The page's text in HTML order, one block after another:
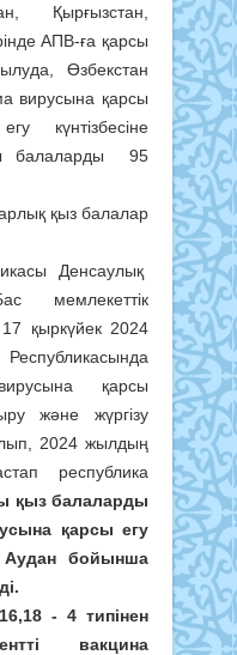
Қырғызстан,
АПВ-ға қарсы
Өзбекстан
вирусына қарсы
күнтізбесіне
балаларды 95
қыз балалар
Денсаулық
мемлекеттік
17 қыркүйек 2024
қарсы
және жүргізу
2024 жылдың
республика
қыз балаларды
қарсы егу
бойынша
- 4 типінен
вакцина